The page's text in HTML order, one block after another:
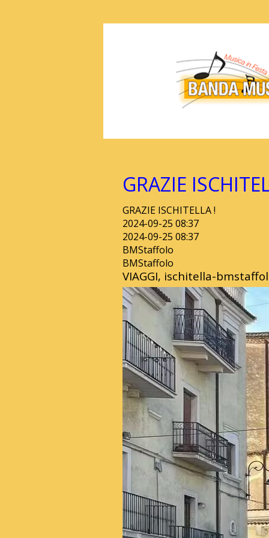
GRAZIE
GRAZIE ISCHITELLA !
2024-09-25 08:37
2024-09-25 08:37
BMStaffolo
BMStaffolo
VIAGGI, ischitella-